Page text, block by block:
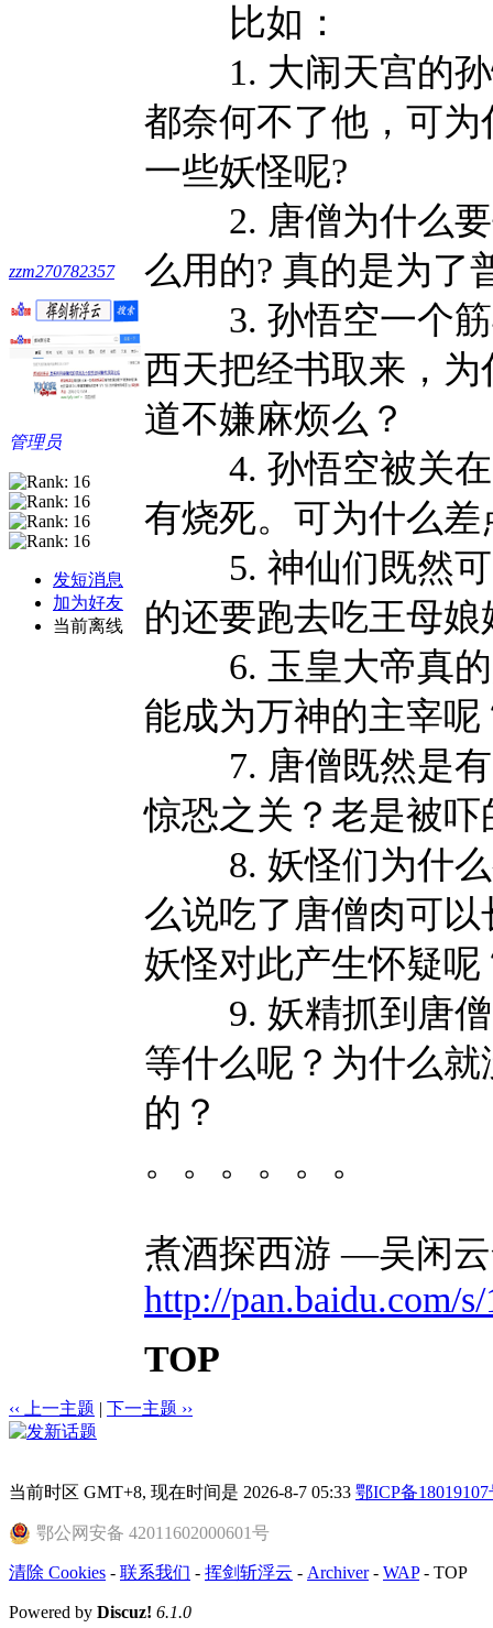
zzm270782357
管理员
发短消息
加为好友
当前离线
比如：
1. 大闹天宫的孙
都奈何不了他，可
一些妖怪呢?
2. 唐僧为什么要
么用的? 真的是为了
3. 孙悟空一个筋
西天把经书取来，
道不嫌麻烦么？
4. 孙悟空被关在
有烧死。可为什么
5. 神仙们既然可
的还要跑去吃王母
6. 玉皇大帝真的
能成为万神的主宰呢
7. 唐僧既然是有
惊恐之关？老是被
8. 妖怪们为什么
么说吃了唐僧肉可
妖怪对此产生怀疑
9. 妖精抓到唐僧
等什么呢？为什么
的？
。。。。。。
煮酒探西游 —吴闲
http://pan.baidu.com/
TOP
‹‹ 上一主题 | 下一主题 ››
当前时区 GMT+8, 现在时间是 2026-8-7 05:33 鄂ICP备18019107
鄂公网安备 42011602000601号
清除 Cookies - 联系我们 - 挥剑斩浮云 - Archiver- WAP- TOP
Powered by Discuz! 6.1.0